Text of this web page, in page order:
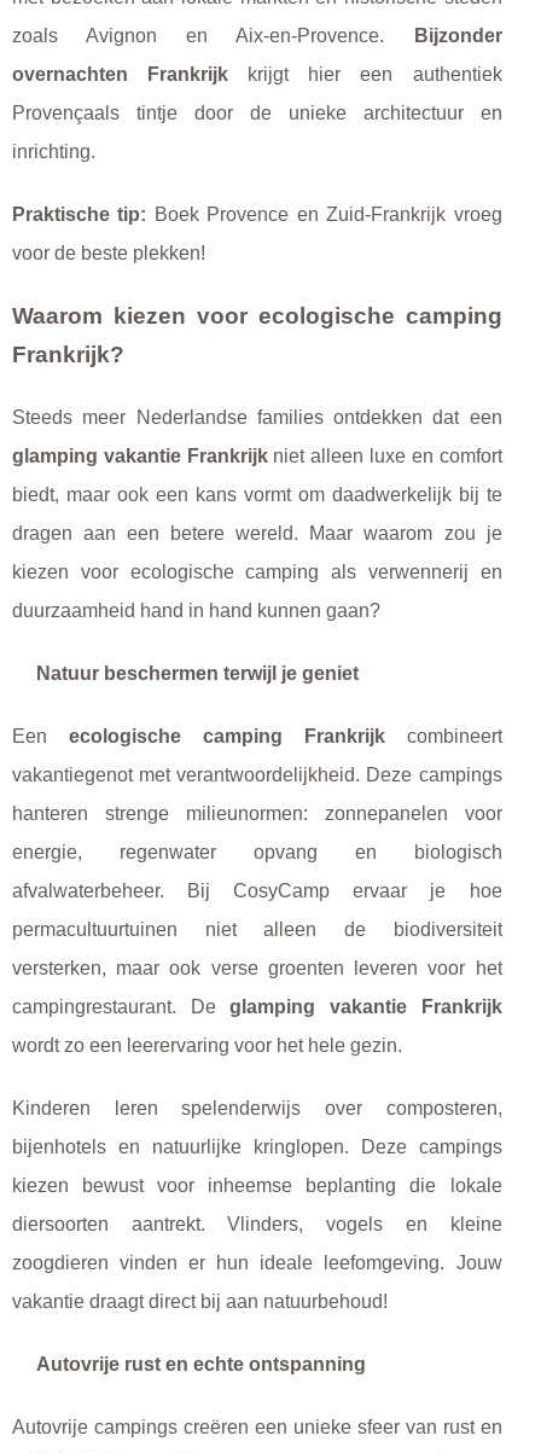
zoals Avignon en Aix-en-Provence.
Bijzonder
overnachten Frankrijk krijgt hier een authentiek
Provençaals tintje door de unieke architectuur en
inrichting.
Praktische tip: Boek Provence en Zuid-Frankrijk vroeg
voor de beste plekken!
Waarom kiezen voor ecologische camping
Frankrijk?
Steeds meer Nederlandse families ontdekken dat een
glamping vakantie Frankrijkniet alleen luxe en comfort
biedt, maar ook een kans vormt om daadwerkelijk bij te
dragen aan een betere wereld. Maar waarom zou je
kiezen voor ecologische camping als verwennerij en
duurzaamheid hand in hand kunnen gaan?
Natuur beschermen terwijl je geniet
Een ecologische camping Frankrijkcombineert
vakantiegenot met verantwoordelijkheid. Deze campings
hanteren strenge milieunormen: zonnepanelen voor
energie, regenwater opvang en biologisch
afvalwaterbeheer. Bij CosyCamp ervaar je hoe
permacultuurtuinen niet alleen de biodiversiteit
versterken, maar ook verse groenten leveren voor het
campingrestaurant. Deglamping vakantie Frankrijk
wordt zo een leerervaring voor het hele gezin.
Kinderen leren spelenderwijs over composteren,
bijenhotels en natuurlijke kringlopen. Deze campings
kiezen bewust voor inheemse beplanting die lokale
diersoorten aantrekt. Vlinders, vogels en kleine
zoogdieren vinden er hun ideale leefomgeving. Jouw
vakantie draagt direct bij aan natuurbehoud!
Autovrije rust en echte ontspanning
Autovrije campings creëren een unieke sfeer van rust en